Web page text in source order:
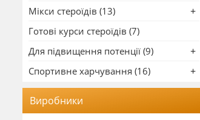
Мікси стероїдів (13)
Готові курси стероїдів (7)
Для підвищення потенції (9)
Спортивне харчування (16)
Виробники